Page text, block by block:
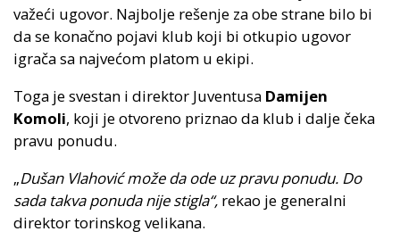
važeći ugovor. Najbolje rešenje za obe strane bilo bi
da se konačno pojavi klub koji bi otkupio ugovor
igrača sa najvećom platom u ekipi.
Toga je svestan i direktor Juventusa Damijen
Komoli, koji je otvoreno priznao da klub i dalje čeka
pravu ponudu.
„Dušan Vlahović može da ode uz pravu ponudu. Do
sada takva ponuda nije stigla“, rekao je generalni
direktor torinskog velikana.